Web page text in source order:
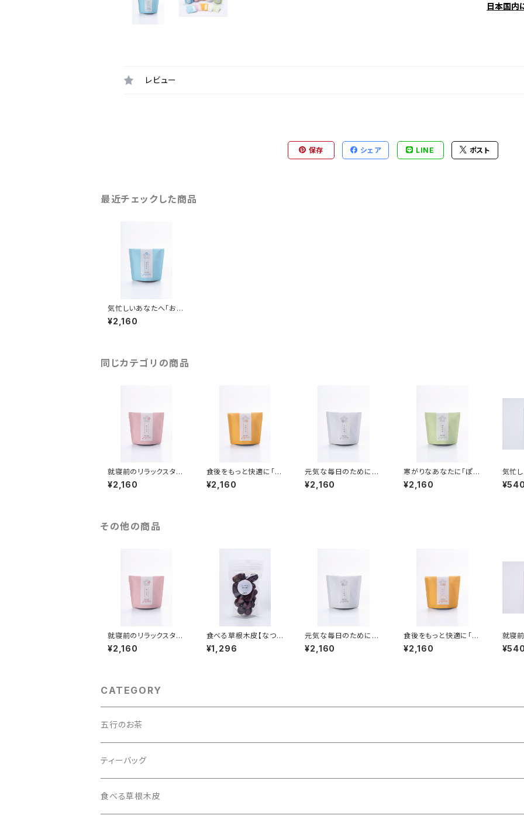
日本国内
レビュー
保存 シェア LINE ポスト
最近チェックした商品
気忙しいあなたへ「おだ
やか」【オンライン数量
限定】
¥2,160
同じカテゴリの商品
就寝前のリラックスタイ
ムに「ゆったり」【オンラ
イン数量限定】
¥2,160
食後をもっと快適に「り
せっと」【オンライン数量
限定】
¥2,160
元気な毎日のために
「すこやか」【オンライン
数量限定】
¥2,160
寒がりなあなたに「ぽか
ぽか」【オンライン数量
限定】
¥2,160
気忙
やか」
限定】
その他の商品
就寝前のリラックスタイ
ムに「ゆったり」【オンラ
イン数量限定】
¥2,160
食べる草根木皮【なつ
め】
¥1,296
元気な毎日のために
「すこやか」【オンライン
数量限定】
¥2,160
食後をもっと快適に「り
せっと」【オンライン数量
限定】
¥2,160
就寝
ムに「
イン
CATEGORY
五行のお茶
ティーバッグ
ティーバッグ
2pack入
食べる草根木皮